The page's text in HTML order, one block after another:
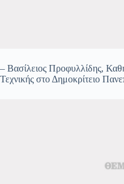
– Βασίλειος Προφυλλίδης,
Τεχνικής στο Δημοκρίτειο